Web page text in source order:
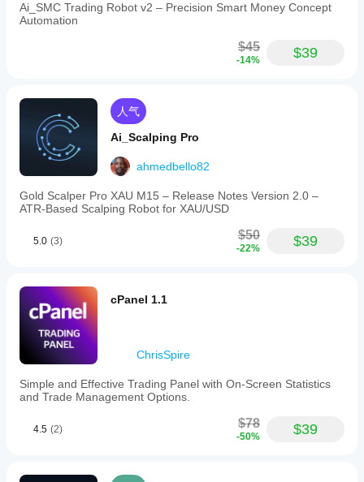
Ai_SMC Trading Robot v2 – Precision Smart Money Concept
Automation
$45
-14% $39
人气
Ai_Scalping Pro
ahmedbello82
Gold Scalper Pro XAU M15 – Release Notes Version 2.0 –
ATR‑Based Scalping Robot for XAU/USD
5.0 (3) $50
-22% $39
cPanel 1.1
ChrisSpire
Simple and Effective Trading Panel with On-Screen Statistics
and Trade Management Options.
4.5 (2) $78
-50% $39